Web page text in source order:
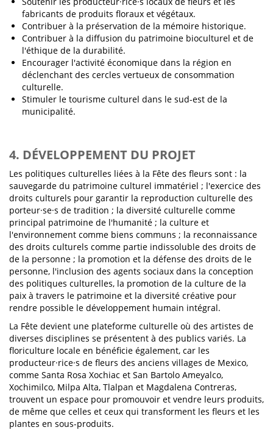
fabricants de produits floraux et végétaux.
Contribuer à la préservation de la mémoire historique.
Contribuer à la diffusion du patrimoine bioculturel et de
l'éthique de la durabilité.
Encourager l'activité économique dans la région en
déclenchant des cercles vertueux de consommation
culturelle.
Stimuler le tourisme culturel dans le sud-est de la
municipalité.
4. DÉVELOPPEMENT DU PROJET
Les politiques culturelles liées à la Fête des fleurs sont : la
sauvegarde du patrimoine culturel immatériel ; l'exercice des
droits culturels pour garantir la reproduction culturelle des
porteur·se·s de tradition ; la diversité culturelle comme
principal patrimoine de l'humanité ; la culture et
l'environnement comme biens communs ; la reconnaissance
des droits culturels comme partie indissoluble des droits de
de la personne ; la promotion et la défense des droits de le
personne, l'inclusion des agents sociaux dans la conception
des politiques culturelles, la promotion de la culture de la
paix à travers le patrimoine et la diversité créative pour
rendre possible le développement humain intégral.
La Fête devient une plateforme culturelle où des artistes de
diverses disciplines se présentent à des publics variés. La
floriculture locale en bénéficie également, car les
producteur·rice·s de fleurs des anciens villages de Mexico,
comme Santa Rosa Xochiac et San Bartolo Ameyalco,
Xochimilco, Milpa Alta, Tlalpan et Magdalena Contreras,
trouvent un espace pour promouvoir et vendre leurs produits,
de même que celles et ceux qui transforment les fleurs et les
plantes en sous-produits.